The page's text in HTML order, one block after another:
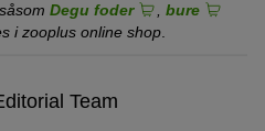
Degu foder
bure
i zooplus online shop
Team